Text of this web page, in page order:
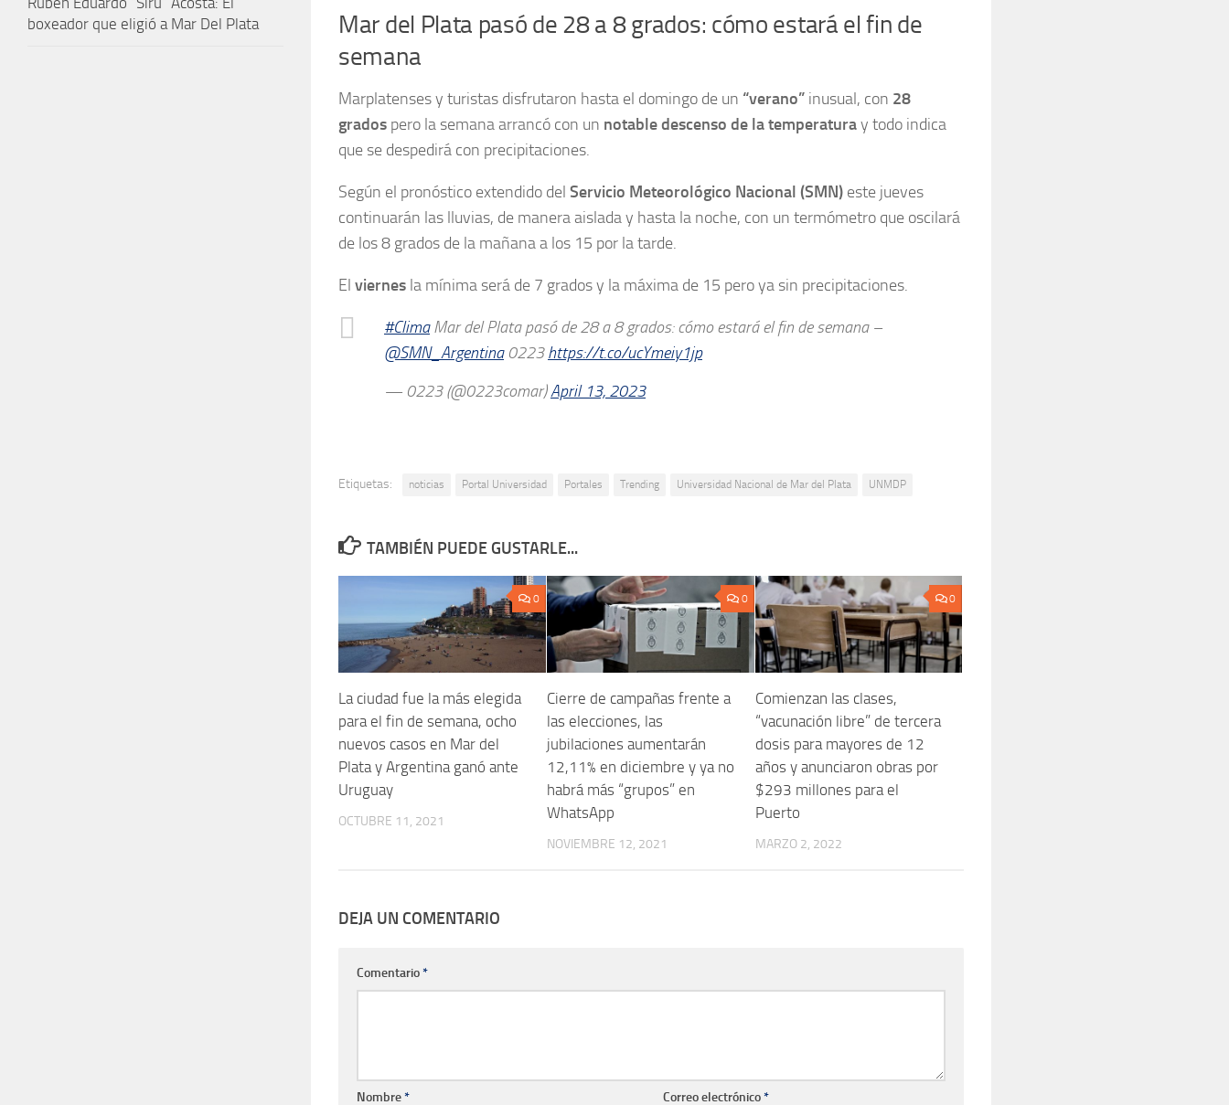
Mar del Plata pasó de 28 a 8 grados: cómo estará el fin de
semana
Marplatenses y turistas disfrutaron hasta el domingo de un “verano” inusual, con 28
grados pero la semana arrancó con un notable descenso de la temperaturay todo indica
que se despedirá con precipitaciones.
Según el pronóstico extendido del Servicio Meteorológico Nacional (SMN) este jueves
continuarán las lluvias, de manera aislada y hasta la noche, con un termómetro que oscilará
de los 8 grados de la mañana a los 15 por la tarde.
El viernes la mínima será de 7 grados y la máxima de 15 pero ya sin precipitaciones.
#ClimaMar del Plata pasó de 28 a 8 grados: cómo estará el fin de semana –
@SMN_Argentina0223https://t.co/ucYmeiy1jp
— 0223 (@0223comar)April 13, 2023
Etiquetas: noticias Portal Universidad Portales Trending Universidad Nacional de Mar del Plata UNMDP
TAMBIÉN PUEDE GUSTARLE...
0
La ciudad fue la más elegida
para el fin de semana, ocho
nuevos casos en Mar del
Plata y Argentina ganó ante
Uruguay
OCTUBRE 11, 2021
0
Cierre de campañas frente a
las elecciones, las
jubilaciones aumentarán
12,11% en diciembre y ya no
habrá más “grupos” en
WhatsApp
NOVIEMBRE 12, 2021
0
Comienzan las clases,
“vacunación libre” de tercera
dosis para mayores de 12
años y anunciaron obras por
$293 millones para el
Puerto
MARZO 2, 2022
DEJA UN COMENTARIO
Comentario*
Nombre* Correo electrónico*
boxeador que eligió a Mar Del Plata